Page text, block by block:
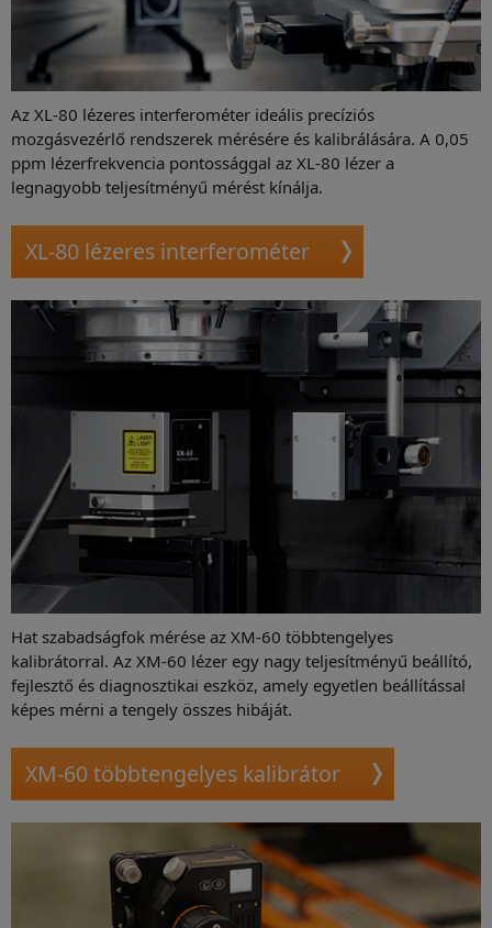
Az XL-80 lézeres interferométer ideális precíziós
mozgásvezérlő rendszerek mérésére és kalibrálására. A 0,05
ppm lézerfrekvencia pontossággal az XL-80 lézer a
legnagyobb teljesítményű mérést kínálja.
XL-80 lézeres interferométer
Hat szabadságfok mérése az XM-60 többtengelyes
kalibrátorral. Az XM-60 lézer egy nagy teljesítményű beállító,
fejlesztő és diagnosztikai eszköz, amely egyetlen beállítással
képes mérni a tengely összes hibáját.
XM-60 többtengelyes kalibrátor